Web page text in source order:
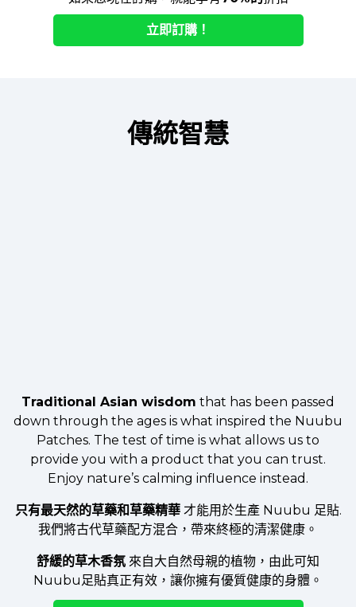
立即訂購！
傳統智慧
Traditional Asian wisdom that has been passed
down through the ages is what inspired the Nuubu
Patches. The test of time is what allows us to
provide you with a product that you can trust.
Enjoy nature’s calming influence instead.
只有最天然的草藥和草藥精華才能用於生產 Nuubu 足貼.
我們將古代草藥配方混合，帶來終極的清潔健康。
舒緩的草木香氛 來自大自然母親的植物，由此可知
Nuubu足貼真正有效，讓你擁有優質健康的身體。